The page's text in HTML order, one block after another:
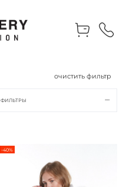
очистить фильтр
ФИЛЬТРЫ
-40%